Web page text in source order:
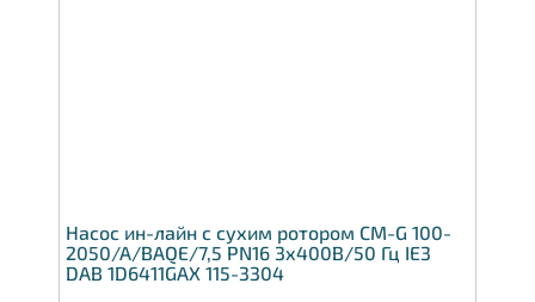
Насос ин-лайн с сухим ротором CM-G 100-
2050/A/BAQE/7,5 PN16 3x400В/50 Гц IE3
DAB 1D6411GAX 115-3304